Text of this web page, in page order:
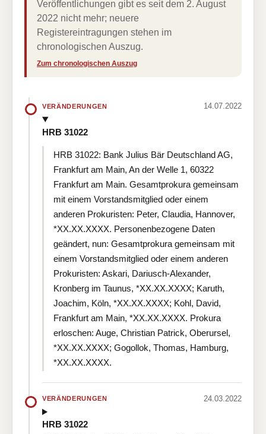
Veröffentlichungen gibt es seit dem 2. August
2022 nicht mehr; neuere
Registereintragungen stehen im
chronologischen Auszug.
Zum chronologischen Auszug
VERÄNDERUNGEN 14.07.2022
HRB 31022
HRB 31022: Bank Julius Bär Deutschland AG,
Frankfurt am Main, An der Welle 1, 60322
Frankfurt am Main. Gesamtprokura gemeinsam
mit einem Vorstandsmitglied oder einem
anderen Prokuristen: Peter, Claudia, Hannover,
*XX.XX.XXXX. Personenbezogene Daten
geändert, nun: Gesamtprokura gemeinsam mit
einem Vorstandsmitglied oder einem anderen
Prokuristen: Askari, Dariusch-Alexander,
Kronberg im Taunus, *XX.XX.XXXX; Karuth,
Joachim, Köln, *XX.XX.XXXX; Kohl, David,
Frankfurt am Main, *XX.XX.XXXX. Prokura
erloschen: Auge, Christian Patrick, Oberursel,
*XX.XX.XXXX; Gogollok, Thomas, Hamburg,
*XX.XX.XXXX.
VERÄNDERUNGEN 24.03.2022
HRB 31022